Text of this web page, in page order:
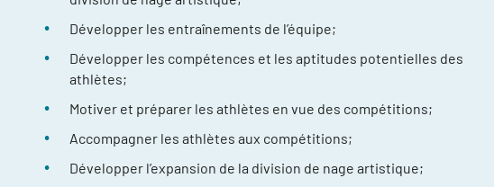
Prévention et suivi des blessures
Gestion et gouvernance
Développer les entraînements de l’équipe;
Développer les compétences et les aptitudes potentielles des
athlètes;
Motiver et préparer les athlètes en vue des compétitions;
Accompagner les athlètes aux compétitions;
Développer l’expansion de la division de nage artistique;